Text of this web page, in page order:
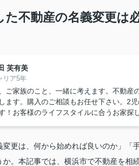
た不動産の名義変更は
芙有美
リア5年
ご家族のこと、一緒に考えます。不動
ます。購入のご相談もお任せ下さい。2
！お客様のライフスタイルに合うお家探
変更は、何から始めれば良いのか」
か。本記事では、横浜市で不動産を相